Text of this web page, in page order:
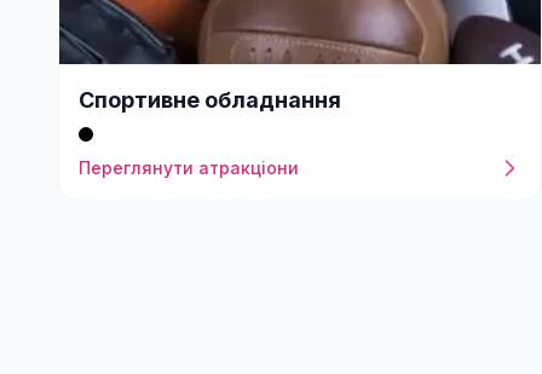
Спортивне обладнання
Переглянути атракціони